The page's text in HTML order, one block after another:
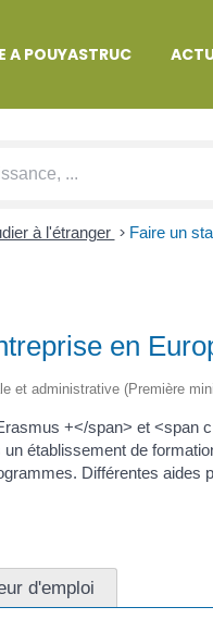
A POUYASTRUC
à l'étranger > Faire un
en
et administrative (Première
+</span> et <span
établissement de
Différentes aides
d'emploi